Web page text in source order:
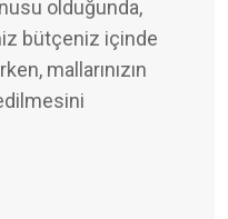
olduğunda,
bütçeniz içinde
mallarınızın